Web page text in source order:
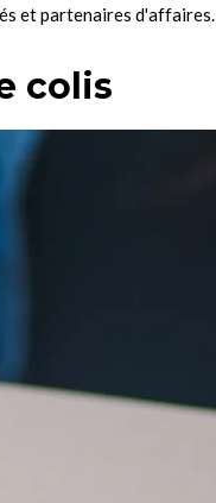
et partenaires d'affaires.
colis